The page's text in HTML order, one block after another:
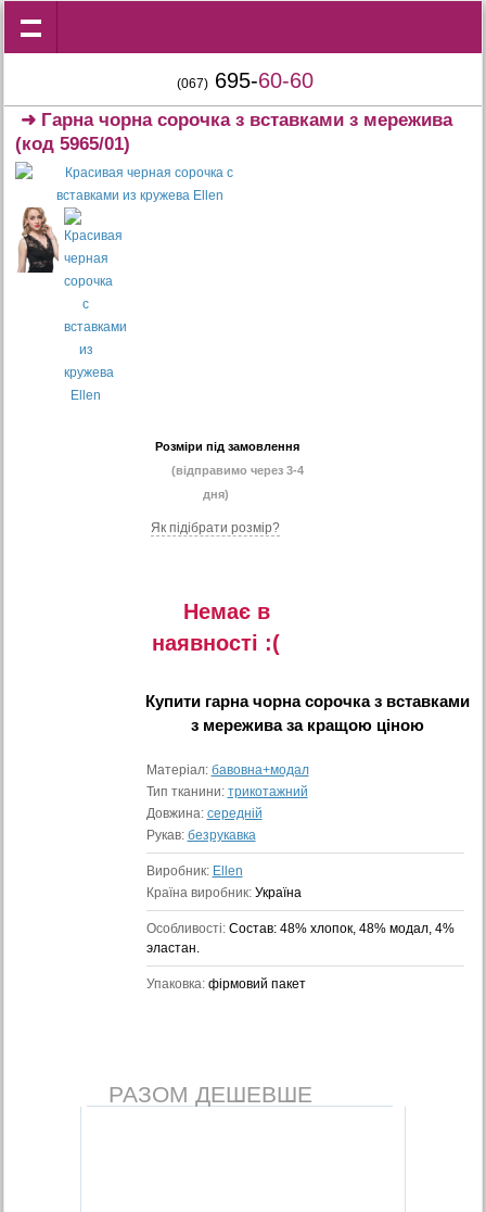
(067) 695-60-60
➜ Гарна чорна сорочка з вставками з мережива
(код 5965/01)
Розміри під замовлення
(відправимо через 3-4
дня)
Як підібрати розмір?
Немає в
наявностi :(
Купити гарна чорна сорочка з вставками
з мереживаза кращою ціною
Матеріал: бавовна+модал
Тип тканини: трикотажний
Довжина: середній
Рукав: безрукавка
Виробник: Ellen
Країна виробник: Україна
Особливості: Состав: 48% хлопок, 48% модал, 4%
эластан.
Упаковка: фірмовий пакет
РАЗОМ ДЕШЕВШЕ